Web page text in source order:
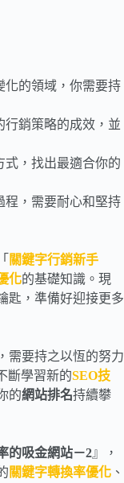
化的領域，你需要持
行銷策略的成效，並
式，找出最適合你的
程，需要耐心和堅持
關鍵字行銷新手
化的基礎知識。現
匙，準備好迎接更多
需要持之以恆的努力
斷學習新的SEO技
的網站排名持續攀
的吸金網站－2』，
關鍵字轉換率優化 、